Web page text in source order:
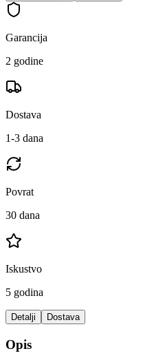
Garancija
2 godine
Dostava
1-3 dana
Povrat
30 dana
Iskustvo
5 godina
Detalji Dostava
Opis